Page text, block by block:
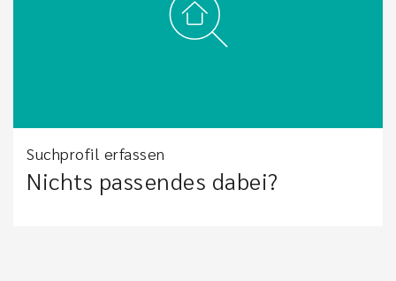
Suchprofil erfassen
Nichts passendes dabei?